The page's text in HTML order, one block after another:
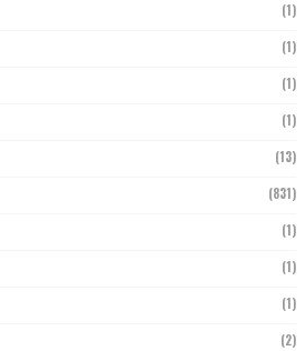
(1)
(1)
(1)
(1)
(13)
(831)
(1)
(1)
(1)
(2)